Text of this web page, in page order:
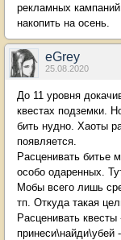
рекламных
накопить на осень.
eGrey
25.08.2020
До 11 уровня
квестах подземки.
бить нудно. Хаоты
появляется.
Расценивать битье
особо одаренных.
Мобы всего лишь
тп. Откуда такая
Расценивать
принеси\найди\убей